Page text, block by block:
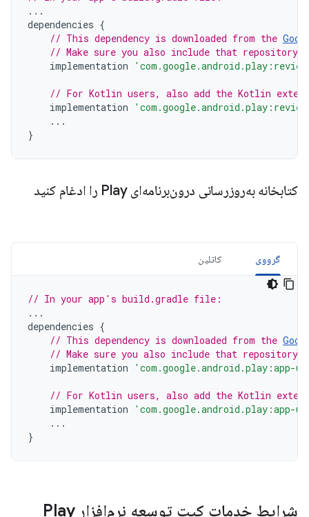
...
dependencies {
// This dependency is downloaded from the
// Make sure you also include that
implementation
// For Kotlin users, also add the Kotlin
implementation
...
}
کتابخانه به‌روزرسانی درون‌برنامه‌ای Play را ادغام کنید
گرووی کاتلین
// In your app's build.gradle file:
...
dependencies {
// This dependency is downloaded from the
// Make sure you also include that
implementation
'com.google.android.play:app-
// For Kotlin users, also add the Kotlin
implementation
'com.google.android.play:app-
...
}
شرایط خدمات کیت توسعه نرم‌افزار Play